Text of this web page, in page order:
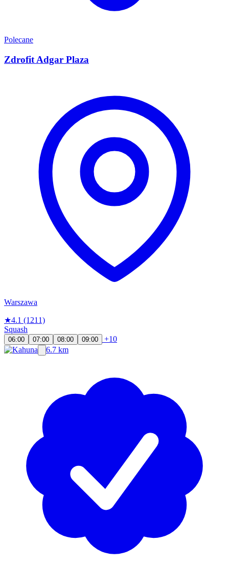
Polecane
Zdrofit Adgar Plaza
Warszawa
★4.1 (1211)
Squash
06:00 07:00 08:00 09:00
+10
6.7 km